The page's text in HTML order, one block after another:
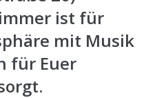
ist für
mit Musik
für Euer